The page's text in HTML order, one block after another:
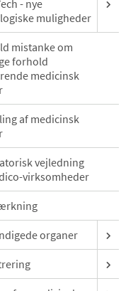
- nye
muligheder
mistanke om
forhold
medicinsk
af medicinsk
vejledning
virksomheder
organer